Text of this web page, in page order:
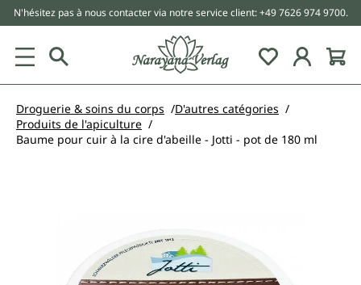
principal
N'hésitez pas à nous contacter via notre service client: +49 7626 974 9700.
Droguerie & soins du corps
D'autres catégories
Produits de l'apiculture
Baume pour cuir à la cire d'abeille - Jotti - pot de 180 ml